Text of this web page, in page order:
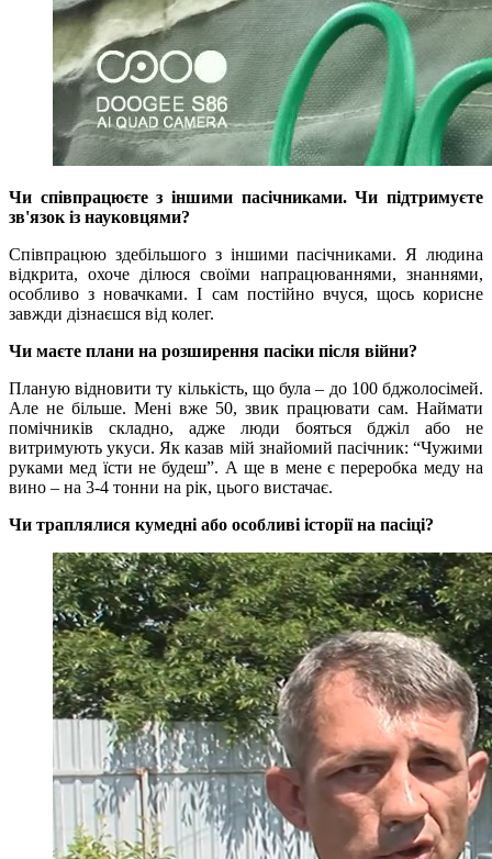
Чи співпрацюєте з іншими пасічниками. Чи підтримуєте
зв'язок із науковцями?
Співпрацюю здебільшого з іншими пасічниками. Я людина
відкрита, охоче ділюся своїми напрацюваннями, знаннями,
особливо з новачками. І сам постійно вчуся, щось корисне
завжди дізнаєшся від колег.
Чи маєте плани на розширення пасіки після війни?
Планую відновити ту кількість, що була – до 100 бджолосімей.
Але не більше. Мені вже 50, звик працювати сам. Наймати
помічників складно, адже люди бояться бджіл або не
витримують укуси. Як казав мій знайомий пасічник: “Чужими
руками мед їсти не будеш”. А ще в мене є переробка меду на
вино – на 3-4 тонни на рік, цього вистачає.
Чи траплялися кумедні або особливі історії на пасіці?